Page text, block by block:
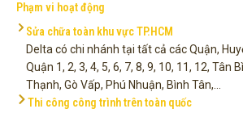
Phạm vi hoạt động
Sửa chữa toàn khu vực TP.HCM
Delta có chi nhánh tại tất cả các Quận,
Quận 1, 2, 3, 4, 5, 6, 7, 8, 9, 10, 11, 12, Tân
Thạnh, Gò Vấp, Phú Nhuận, Bình Tân,...
Thi công công trình trên toàn quốc